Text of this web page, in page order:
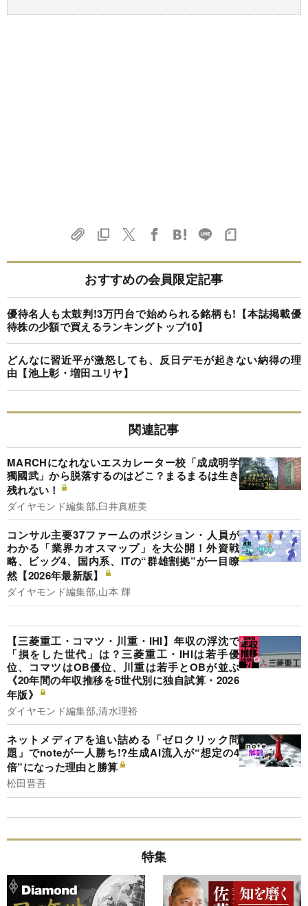
おすすめの会員限定記事
優待名人も太鼓判!3万円台で始められる銘柄も!【本誌掲載優
待株の少額で買えるランキングトップ10】
どんなに習近平が激怒しても、反日デモが起きない納得の理
由【池上彰・増田ユリヤ】
関連記事
MARCHになれないエスカレーター校「成成明学
獨國武」から脱落するのはどこ？まるまるは生き
残れない！
ダイヤモンド編集部,臼井真粧美
コンサル主要37ファームのポジション・人員が
わかる「業界カオスマップ」を大公開！外資戦
略、ビッグ4、国内系、ITの“群雄割拠”が一目瞭
然【2026年最新版】
ダイヤモンド編集部,山本 輝
【三菱重工・コマツ・川重・IHI】年収の浮沈で
「損をした世代」は？三菱重工・IHIは若手優
位、コマツはOB優位、川重は若手とOBが並ぶ
《20年間の年収推移を5世代別に独自試算・2026
年版》
ダイヤモンド編集部,清水理裕
ネットメディアを追い詰める「ゼロクリック問
題」でnoteが一人勝ち!?生成AI流入が“想定の4
倍”になった理由と勝算
松田晋吾
特集